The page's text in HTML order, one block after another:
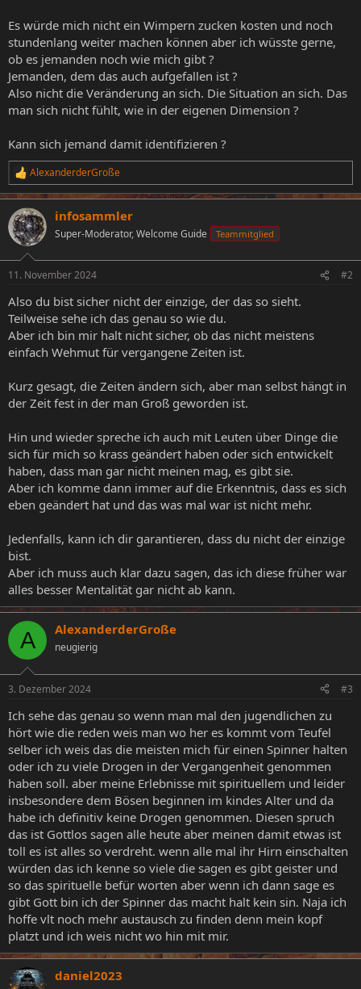
Es würde mich nicht ein Wimpern zucken kosten und noch
stundenlang weiter machen können aber ich wüsste gerne,
ob es jemanden noch wie mich gibt ?
Jemanden, dem das auch aufgefallen ist ?
Also nicht die Veränderung an sich. Die Situation an sich. Das
man sich nicht fühlt, wie in der eigenen Dimension ?
Kann sich jemand damit identifizieren ?
R
e
a
k
t
i
e
:
AlexanderderGroße
infosammler
Super-Moderator, Welcome Guide Teammitglied
11. November 2024 #2
Also du bist sicher nicht der einzige, der das so sieht.
Teilweise sehe ich das genau so wie du.
Aber ich bin mir halt nicht sicher, ob das nicht meistens
einfach Wehmut für vergangene Zeiten ist.
Kurz gesagt, die Zeiten ändern sich, aber man selbst hängt in
der Zeit fest in der man Groß geworden ist.
Hin und wieder spreche ich auch mit Leuten über Dinge die
sich für mich so krass geändert haben oder sich entwickelt
haben, dass man gar nicht meinen mag, es gibt sie.
Aber ich komme dann immer auf die Erkenntnis, dass es sich
eben geändert hat und das was mal war ist nicht mehr.
Jedenfalls, kann ich dir garantieren, dass du nicht der einzige
bist.
Aber ich muss auch klar dazu sagen, das ich diese früher war
alles besser Mentalität gar nicht ab kann.
A AlexanderderGroße
neugierig
3. Dezember 2024 #3
Ich sehe das genau so wenn man mal den jugendlichen zu
hört wie die reden weis man wo her es kommt vom Teufel
selber ich weis das die meisten mich für einen Spinner halten
oder ich zu viele Drogen in der Vergangenheit genommen
haben soll. aber meine Erlebnisse mit spirituellem und leider
insbesondere dem Bösen beginnen im kindes Alter und da
habe ich definitiv keine Drogen genommen. Diesen spruch
das ist Gottlos sagen alle heute aber meinen damit etwas ist
toll es ist alles so verdreht. wenn alle mal ihr Hirn einschalten
würden das ich kenne so viele die sagen es gibt geister und
so das spirituelle befür worten aber wenn ich dann sage es
gibt Gott bin ich der Spinner das macht halt kein sin. Naja ich
hoffe vlt noch mehr austausch zu finden denn mein kopf
platzt und ich weis nicht wo hin mit mir.
daniel2023